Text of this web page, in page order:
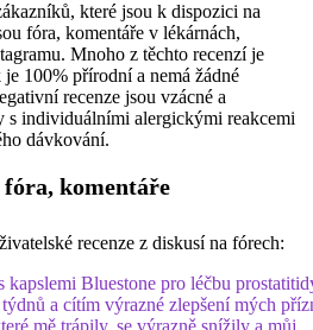
které jsou k dispozici na
fóra, komentáře v lékárnách,
Mnoho z těchto recenzí je
100% přírodní a nemá žádné
recenze jsou vzácné a
s individuálními alergickými reakcemi
dávkování.
komentáře
recenze z diskusí na fórech:
kapslemi Bluestone pro léčbu
a cítím výrazné zlepšení mých
mě trápily, se výrazně snížily a můj